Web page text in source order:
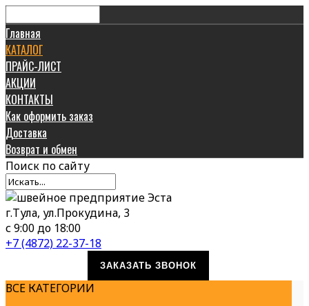
Главная
КАТАЛОГ
ПРАЙС-ЛИСТ
АКЦИИ
КОНТАКТЫ
Как оформить заказ
Доставка
Возврат и обмен
Поиск по сайту
г.Тула, ул.Прокудина, 3
с 9:00 до 18:00
+7 (4872) 22-37-18
ЗАКАЗАТЬ ЗВОНОК
ВСЕ КАТЕГОРИИ